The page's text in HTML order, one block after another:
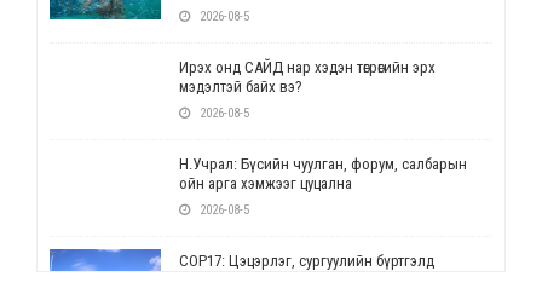
2026-08-5
Ирэх онд САЙД нар хэдэн төгрөгийн эрх
мэдэлтэй байх вэ?
2026-08-5
Н.Учрал: Бүсийн чуулган, форум, салбарын
ойн арга хэмжээг цуцална
2026-08-5
СОР17: Цэцэрлэг, сургуулийн бүртгэлд